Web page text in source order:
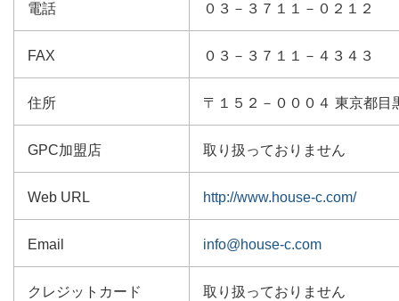
電話 ０３－３７１１－０２１２
FAX ０３－３７１１－４３４３
住所 〒１５２－０００４ 東京都目
GPC加盟店 取り扱っておりません
Web URL http://www.house-c.com/
Email info@house-c.com
クレジットカード 取り扱っておりません